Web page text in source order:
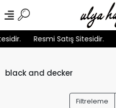
Resmi Satış Sitesidir.
black and decker
Filtreleme